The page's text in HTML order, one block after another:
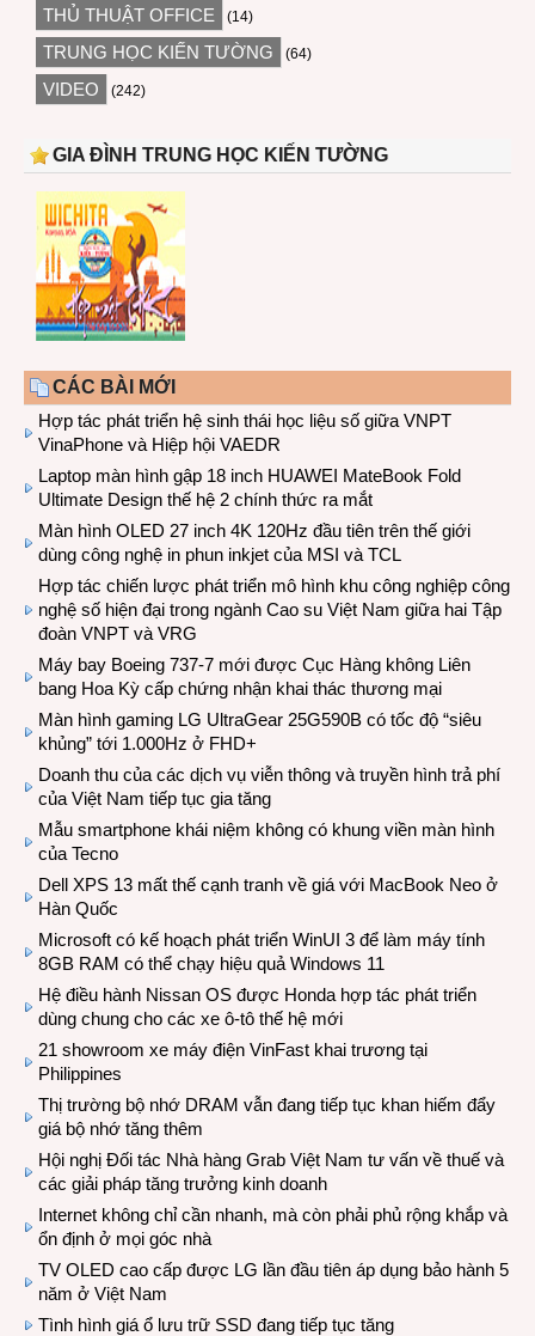
THỦ THUẬT OFFICE (14)
TRUNG HỌC KIẾN TƯỜNG (64)
VIDEO (242)
GIA ĐÌNH TRUNG HỌC KIẾN TƯỜNG
CÁC BÀI MỚI
Hợp tác phát triển hệ sinh thái học liệu số giữa VNPT
VinaPhone và Hiệp hội VAEDR
Laptop màn hình gập 18 inch HUAWEI MateBook Fold
Ultimate Design thế hệ 2 chính thức ra mắt
Màn hình OLED 27 inch 4K 120Hz đầu tiên trên thế giới
dùng công nghệ in phun inkjet của MSI và TCL
Hợp tác chiến lược phát triển mô hình khu công nghiệp công
nghệ số hiện đại trong ngành Cao su Việt Nam giữa hai Tập
đoàn VNPT và VRG
Máy bay Boeing 737-7 mới được Cục Hàng không Liên
bang Hoa Kỳ cấp chứng nhận khai thác thương mại
Màn hình gaming LG UltraGear 25G590B có tốc độ “siêu
khủng” tới 1.000Hz ở FHD+
Doanh thu của các dịch vụ viễn thông và truyền hình trả phí
của Việt Nam tiếp tục gia tăng
Mẫu smartphone khái niệm không có khung viền màn hình
của Tecno
Dell XPS 13 mất thế cạnh tranh về giá với MacBook Neo ở
Hàn Quốc
Microsoft có kế hoạch phát triển WinUI 3 để làm máy tính
8GB RAM có thể chạy hiệu quả Windows 11
Hệ điều hành Nissan OS được Honda hợp tác phát triển
dùng chung cho các xe ô-tô thế hệ mới
21 showroom xe máy điện VinFast khai trương tại
Philippines
Thị trường bộ nhớ DRAM vẫn đang tiếp tục khan hiếm đẩy
giá bộ nhớ tăng thêm
Hội nghị Đối tác Nhà hàng Grab Việt Nam tư vấn về thuế và
các giải pháp tăng trưởng kinh doanh
Internet không chỉ cần nhanh, mà còn phải phủ rộng khắp và
ổn định ở mọi góc nhà
TV OLED cao cấp được LG lần đầu tiên áp dụng bảo hành 5
năm ở Việt Nam
Tình hình giá ổ lưu trữ SSD đang tiếp tục tăng